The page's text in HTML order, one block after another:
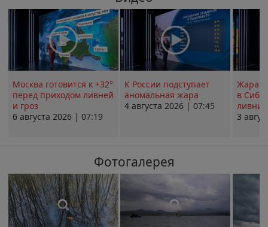
Москва готовится к +32°
перед приходом ливней
и гроз
6 августа 2026 | 07:19
К России подступает
аномальная жара
4 августа 2026 | 07:45
Жара в
в
ливни
3
Фотогалерея